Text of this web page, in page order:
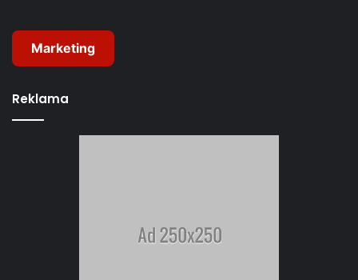
Marketing
Reklama